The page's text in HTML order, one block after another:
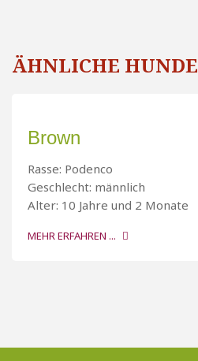
ÄHNLICHE HUNDE
Brown
Rasse: Podenco
Geschlecht: männlich
Alter: 10 Jahre und 2 Monate
MEHR ERFAHREN ...